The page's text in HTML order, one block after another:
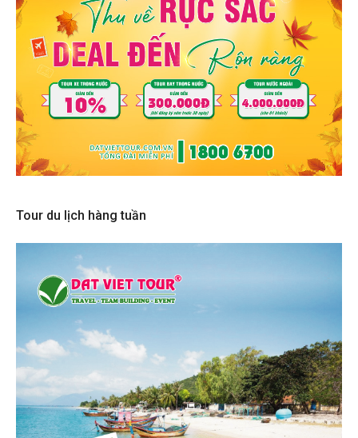
Tour du lịch hàng tuần